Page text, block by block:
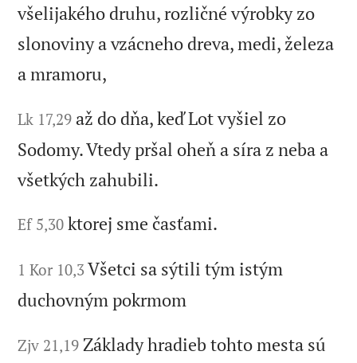
všelijakého druhu, rozličné výrobky zo
slonoviny a vzácneho dreva, medi, železa
a mramoru,
Lk 17,29 až do dňa, keď Lot vyšiel zo
Sodomy. Vtedy pršal oheň a síra z neba a
všetkých zahubili.
Ef 5,30 ktorej sme časťami.
1 Kor 10,3Všetci sa sýtili tým istým
duchovným pokrmom
Zjv 21,19 Základy hradieb tohto mesta sú